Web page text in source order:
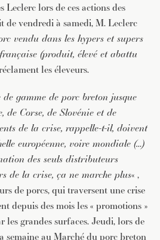
Leclerc lors de ces actions des
vendredi à samedi, M. Leclerc
vendu dans les hypers et supers
(produit, élevé et abattu
les éleveurs.
de gamme de porc breton jusque
de Corse, de Slovénie et de
de la crise, rappelle-t-il, doivent
européenne, voire mondiale (…)
des seuls distributeurs
de la crise, ça ne marche plus« ,
de porcs, qui traversent une crise
depuis des mois les « promotions »
les grandes surfaces. Jeudi, lors de
semaine au Marché du porc breton